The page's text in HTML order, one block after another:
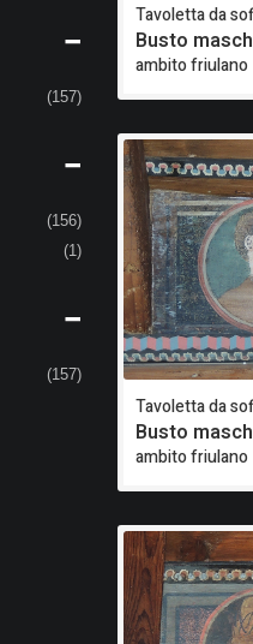
(157)
(156)
(1)
(157)
Tavoletta da
Busto
ambito friulano
Tavoletta da
Busto
ambito friulano